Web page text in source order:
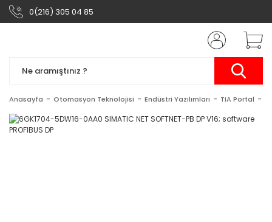
0(216) 305 04 85
Anasayfa Otomasyon Teknolojisi Endüstri Yazılımları TIA Portal